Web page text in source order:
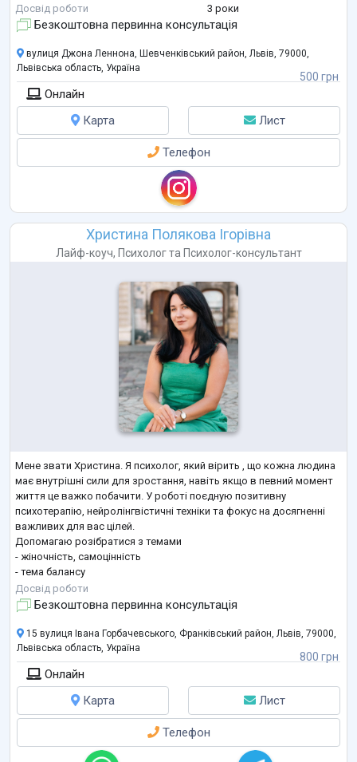
• принципі балансу,
• самодопомоги.
покращення благополуччя, а не лише на усуненні симптомів.
Досвід роботи 3 роки
Безкоштовна первинна консультація
500 грн
вулиця Джона Леннона, Шевченківський район, Львів, 79000,
Львівська область, Україна
Онлайн
Карта
Лист
Телефон
Христина Полякова Ігорівна
Лайф-коуч, Психологта Психолог-консультант
Мене звати Христина. Я психолог, який вірить , що кожна людина
має внутрішні сили для зростання, навіть якщо в певний момент
життя це важко побачити. У роботі поєдную позитивну
психотерапію, нейролінгвістичні техніки та фокус на досягненні
важливих для вас цілей.
Допомагаю розібратися з темами
- жіночність, самоцінність
- тема балансу
- питання самореалізації та покликання
- невпевненість у собі
- тривожність
- кризові періоди
- емоційне вигорання
- пошук ресурсів, мотивації та нових сенсів.
Мій підхід - уважний, емпа
Досвід роботи
Безкоштовна первинна консультація
800 грн
15 вулиця Івана Горбачевського, Франківський район, Львів, 79000,
Львівська область, Україна
Онлайн
Карта
Лист
Телефон